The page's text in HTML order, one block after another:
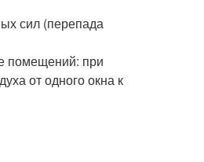
сил (перепада
помещений: при
от одного окна к